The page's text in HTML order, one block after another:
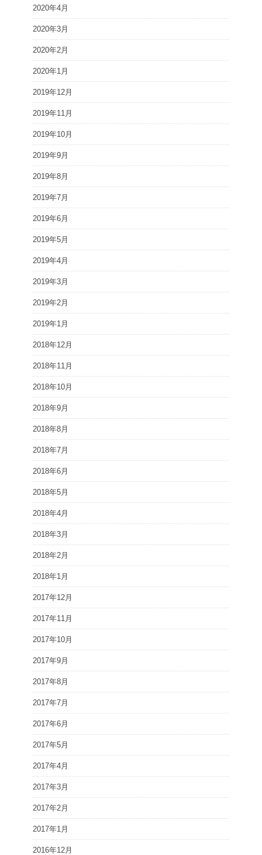
2020年4月
2020年3月
2020年2月
2020年1月
2019年12月
2019年11月
2019年10月
2019年9月
2019年8月
2019年7月
2019年6月
2019年5月
2019年4月
2019年3月
2019年2月
2019年1月
2018年12月
2018年11月
2018年10月
2018年9月
2018年8月
2018年7月
2018年6月
2018年5月
2018年4月
2018年3月
2018年2月
2018年1月
2017年12月
2017年11月
2017年10月
2017年9月
2017年8月
2017年7月
2017年6月
2017年5月
2017年4月
2017年3月
2017年2月
2017年1月
2016年12月